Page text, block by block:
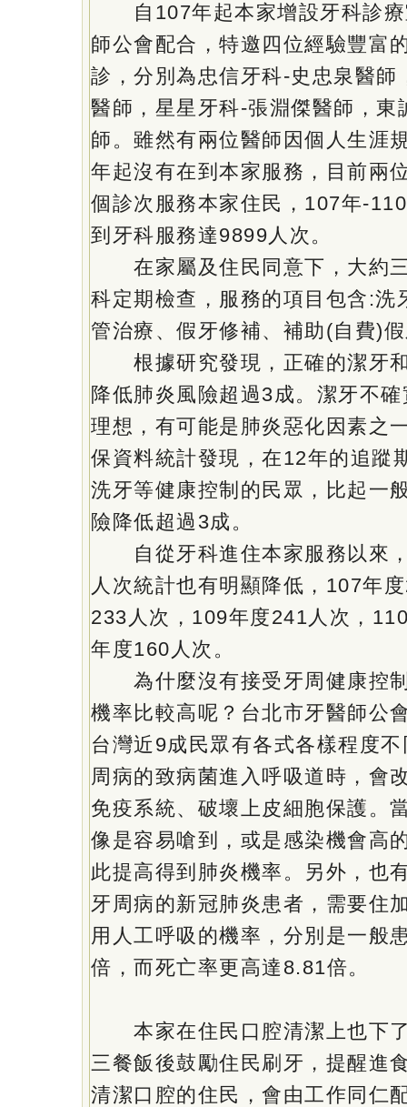
自107年起本家增設牙科診療
師公會配合，特邀四位經驗豐富
診，分別為忠信牙科-史忠泉醫師
醫師，星星牙科-張淵傑醫師，東
師。雖然有兩位醫師因個人生涯
年起沒有在到本家服務，目前兩
個診次服務本家住民，107年-
到牙科服務達9899人次。
在家屬及住民同意下，大約
科定期檢查，服務的項目包含:洗
管治療、假牙修補、補助(自費)
根據研究發現，正確的潔牙
降低肺炎風險超過3成。潔牙不
理想，有可能是肺炎惡化因素之
保資料統計發現，在12年的追蹤
洗牙等健康控制的民眾，比起一
險降低超過3成。
自從牙科進住本家服務以來
人次統計也有明顯降低，107年
233人次，109年度241人次，
年度160人次。
為什麼沒有接受牙周健康控
機率比較高呢？台北市牙醫師公
台灣近9成民眾有各式各樣程度
周病的致病菌進入呼吸道時，會
免疫系統、破壞上皮細胞保護。
像是容易嗆到，或是感染機會高
此提高得到肺炎機率。另外，也
牙周病的新冠肺炎患者，需要住
用人工呼吸的機率，分別是一般
倍，而死亡率更高達8.81倍。
本家在住民口腔清潔上也下
三餐飯後鼓勵住民刷牙，提醒進
清潔口腔的住民，會由工作同仁